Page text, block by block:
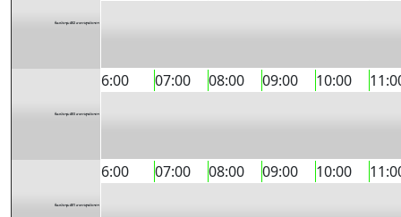
ห้องประชุม 402 อาคารสุขประชาฯ
ห้องประชุม 403 อาคารสุขประชาฯ
6:00 07:00 08:00 09:00 10:00
ห้องประชุม 401 อาคารสุขประชาฯ
6:00 07:00 08:00 09:00 10:00